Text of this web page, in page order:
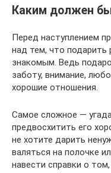
Каким должен
Перед наступлением
над тем, что
знакомым. Ведь
заботу, внимание,
хорошие отношения.
Самое сложное —
предвосхитить его
не хотите дарить
валяться на полочке
навести справки о